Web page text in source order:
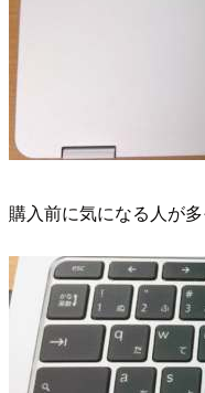
購入前に気になる人が